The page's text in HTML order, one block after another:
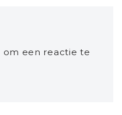
om een reactie te